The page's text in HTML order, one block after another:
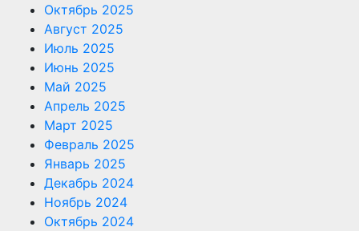
Октябрь 2025
Август 2025
Июль 2025
Июнь 2025
Май 2025
Апрель 2025
Март 2025
Февраль 2025
Январь 2025
Декабрь 2024
Ноябрь 2024
Октябрь 2024